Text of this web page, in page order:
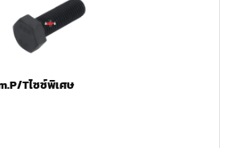
Tไซซ์พิเศษ